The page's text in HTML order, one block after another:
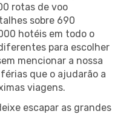
rotas de voo
sobre 690
hotéis em todo o
para escolher
mencionar a nossa
que o ajudarão a
viagens.
escapar as grandes